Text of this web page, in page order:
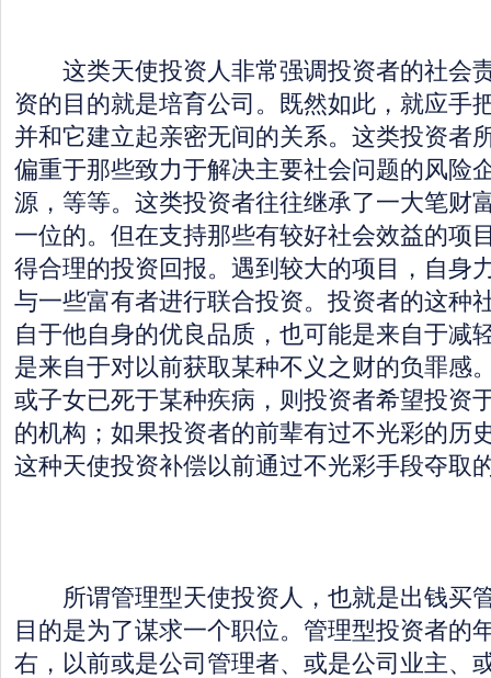
这类天使投资人非常强调投资者的社会
资的目的就是培育公司。既然如此，就应手
并和它建立起亲密无间的关系。这类投资者
偏重于那些致力于解决主要社会问题的风险
源，等等。这类投资者往往继承了一大笔财
一位的。但在支持那些有较好社会效益的项
得合理的投资回报。遇到较大的项目，自身
与一些富有者进行联合投资。投资者的这种
自于他自身的优良品质，也可能是来自于减
是来自于对以前获取某种不义之财的负罪感
或子女已死于某种疾病，则投资者希望投资
的机构；如果投资者的前辈有过不光彩的历
这种天使投资补偿以前通过不光彩手段夺取
所谓管理型天使投资人，也就是出钱买
目的是为了谋求一个职位。管理型投资者的
右，以前或是公司管理者、或是公司业主、